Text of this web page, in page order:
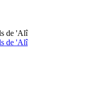
de 'Alî
de 'Alî